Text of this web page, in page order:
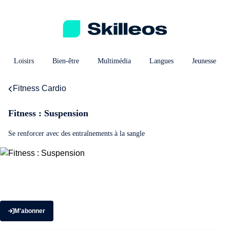
Loisirs Bien-être Multimédia Langues Jeunesse
Fitness Cardio
Fitness : Suspension
Se renforcer avec des entraînements à la sangle
M'abonner